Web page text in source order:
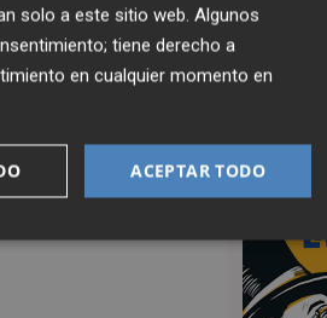
solo a este sitio web. Algunos
tiene derecho a
en cualquier momento en
ACEPTAR TODO